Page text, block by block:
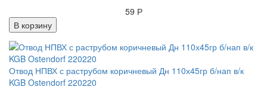
59 Р
В корзину
Отвод НПВХ с раструбом коричневый Дн 110х45гр б/нап в/к
KGB Ostendorf 220220